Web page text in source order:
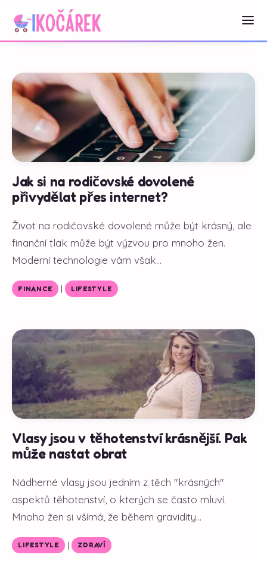
Jak si na rodičovské dovolené
přivydělat přes internet?
Život na rodičovské dovolené může být krásný, ale
finanční tlak může být výzvou pro mnoho žen.
Moderní technologie vám však...
FINANCE | LIFESTYLE
Vlasy jsou v těhotenství krásnější. Pak
může nastat obrat
Nádherné vlasy jsou jedním z těch "krásných"
aspektů těhotenství, o kterých se často mluví.
Mnoho žen si všímá, že během gravidity...
LIFESTYLE | ZDRAVÍ